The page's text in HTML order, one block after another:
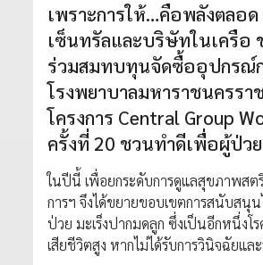
เพราะการให้…คือพลังตลอ
เซ็นทรัลและบริษัทในเครือ
ร่วมสมทบทุนจัดซื้ออุปกรณ์
โรงพยาบาลมหาราชนครรา
โครงการ Central Group
ครั้งที่ 20 ชวนทำดีเพื่อผู้ป่วย
ในปีนี้ เพื่อยกระดับการดูแลสุขภาพสต
การฯ จึงได้ขยายขอบเขตการสนับสนุ
ป่วย มะเร็งปากมดลูก ซึ่งเป็นอีกหนึ่งโ
เสียชีวิตสูง หากไม่ได้รับการวินิจฉัยแ